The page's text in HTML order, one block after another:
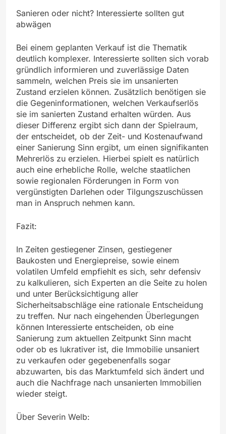
Sanieren oder nicht? Interessierte sollten gut
abwägen
Bei einem geplanten Verkauf ist die Thematik
deutlich komplexer. Interessierte sollten sich vorab
gründlich informieren und zuverlässige Daten
sammeln, welchen Preis sie im unsanierten
Zustand erzielen können. Zusätzlich benötigen sie
die Gegeninformationen, welchen Verkaufserlös
sie im sanierten Zustand erhalten würden. Aus
dieser Differenz ergibt sich dann der Spielraum,
der entscheidet, ob der Zeit- und Kostenaufwand
einer Sanierung Sinn ergibt, um einen signifikanten
Mehrerlös zu erzielen. Hierbei spielt es natürlich
auch eine erhebliche Rolle, welche staatlichen
sowie regionalen Förderungen in Form von
vergünstigten Darlehen oder Tilgungszuschüssen
man in Anspruch nehmen kann.
Fazit:
In Zeiten gestiegener Zinsen, gestiegener
Baukosten und Energiepreise, sowie einem
volatilen Umfeld empfiehlt es sich, sehr defensiv
zu kalkulieren, sich Experten an die Seite zu holen
und unter Berücksichtigung aller
Sicherheitsabschläge eine rationale Entscheidung
zu treffen. Nur nach eingehenden Überlegungen
können Interessierte entscheiden, ob eine
Sanierung zum aktuellen Zeitpunkt Sinn macht
oder ob es lukrativer ist, die Immobilie unsaniert
zu verkaufen oder gegebenenfalls sogar
abzuwarten, bis das Marktumfeld sich ändert und
auch die Nachfrage nach unsanierten Immobilien
wieder steigt.
Über Severin Welb: